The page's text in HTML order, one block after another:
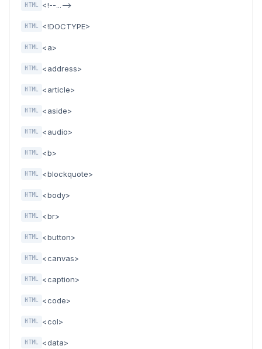
HTML <!--...-->
HTML <!DOCTYPE>
HTML <a>
HTML <address>
HTML <article>
HTML <aside>
HTML <audio>
HTML <b>
HTML <blockquote>
HTML <body>
HTML <br>
HTML <button>
HTML <canvas>
HTML <caption>
HTML <code>
HTML <col>
HTML <data>